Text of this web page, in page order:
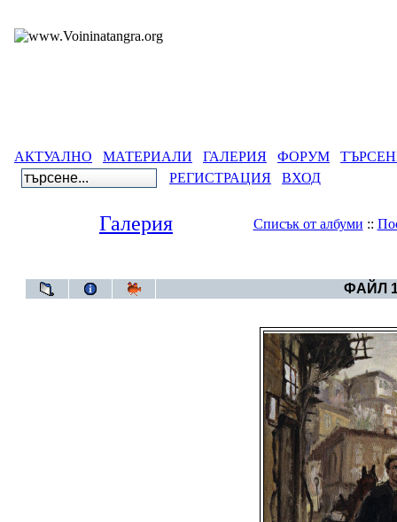
АКТУАЛНО МАТЕРИАЛИ ГАЛЕРИЯ ФОРУМ
РЕГИСТРАЦИЯ
ВХОД
Галерия Списък от албуми ::
ФАЙЛ